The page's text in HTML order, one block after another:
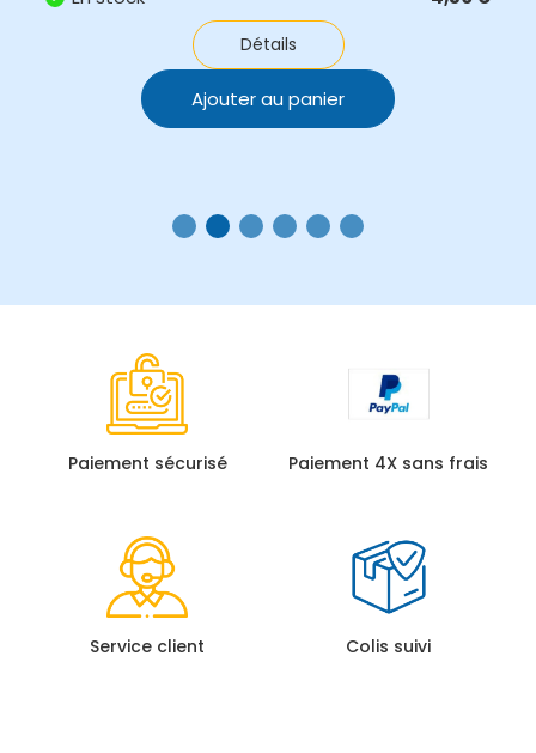
Détails
Ajouter au panier
Paiement sécurisé Paiement 4X sans frais
Service client Colis suivi